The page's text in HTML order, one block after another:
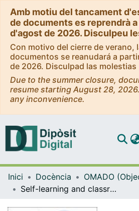
Amb motiu del tancament
de documents es reprendrà
d'agost de 2026. Disculpeu
Con motivo del cierre de verano,
documentos se reanudará a
de 2026. Disculpad las molestias
Due to the summer closure,
resume starting August 28,
any inconvenience.
Navega
Inici Docència
Self-learning and classroom activities